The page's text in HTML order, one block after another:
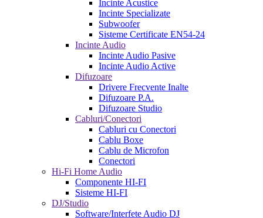
Incinte Acustice
Incinte Specializate
Subwoofer
Sisteme Certificate EN54-24
Incinte Audio
Incinte Audio Pasive
Incinte Audio Active
Difuzoare
Drivere Frecvente Inalte
Difuzoare P.A.
Difuzoare Studio
Cabluri/Conectori
Cabluri cu Conectori
Cablu Boxe
Cablu de Microfon
Conectori
Hi-Fi Home Audio
Componente HI-FI
Sisteme HI-FI
DJ/Studio
Software/Interfete Audio DJ